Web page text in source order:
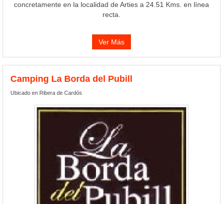
concretamente en la localidad de Arties a 24.51 Kms. en línea
recta.
Ver Más
Camping La Borda del Pubill
Ubicado en Ribera de Cardós